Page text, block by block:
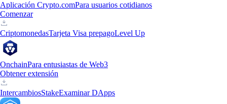
Aplicación Crypto.comPara usuarios cotidianos
Comenzar
CriptomonedasTarjeta Visa prepagoLevel Up
OnchainPara entusiastas de Web3
Obtener extensión
IntercambiosStakeExaminar DApps